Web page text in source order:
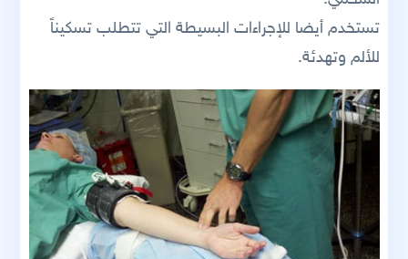
تستخدم أيضا للإجراءات البسيطة التي تتطلب تسكيناً
للألم وتهدئة.